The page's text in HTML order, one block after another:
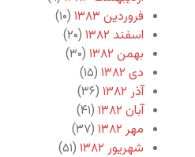
فروردین ۱۳۸۳
(۱۰)
اسفند ۱۳۸۲
(۲۰)
بهمن ۱۳۸۲
(۳۰)
دی ۱۳۸۲
(۱۵)
آذر ۱۳۸۲
(۳۶)
آبان ۱۳۸۲
(۴۱)
مهر ۱۳۸۲
(۳۷)
شهریور ۱۳۸۲
(۵۱)